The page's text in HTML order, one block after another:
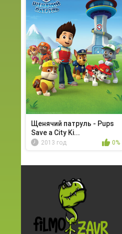
Щенячий патруль - Pups
Save a City Ki...
2013 год 0%